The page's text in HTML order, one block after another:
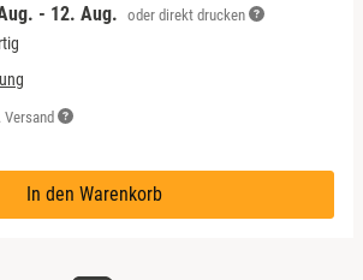
- 12. Aug. oder direkt drucken
In den Warenkorb